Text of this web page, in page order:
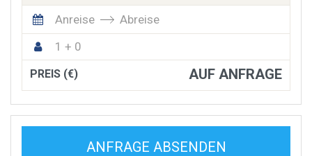
Anreise
Abreise
1 + 0
PREIS (€) AUF ANFRAGE
ANFRAGE ABSENDEN